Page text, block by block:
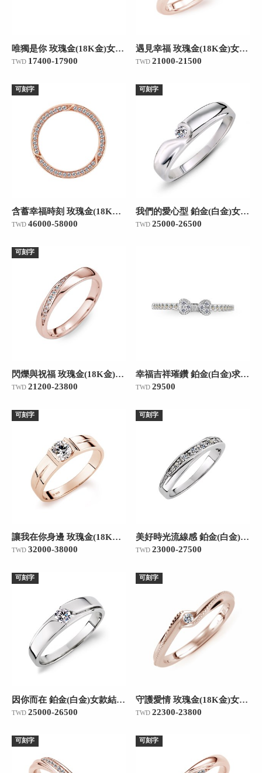
唯獨是你 玫瑰金(18K金)女款結婚對戒
TWD 17400-17900
遇見幸福 玫瑰金(18K金)女款結婚對戒
TWD 21000-21500
可刻字
含蓄幸福時刻 玫瑰金(18K金)女款結婚對戒
TWD 46000-58000
可刻字
我們的愛心型 鉑金(白金)女款結婚對戒
TWD 25000-26500
可刻字
閃爍與祝福 玫瑰金(18K金)女款結婚對戒
TWD 21200-23800
幸福吉祥璀鑽 鉑金(白金)求婚訂婚戒/線戒/20分
TWD 29500
可刻字
讓我在你身邊 玫瑰金(18K金)女款結婚對戒
TWD 32000-38000
可刻字
美好時光流線感 鉑金(白金)女款結婚對戒
TWD 23000-27500
可刻字
因你而在 鉑金(白金)女款結婚對戒
TWD 25000-26500
可刻字
守護愛情 玫瑰金(18K金)女款結婚對戒
TWD 22300-23800
可刻字 可刻字